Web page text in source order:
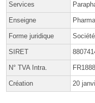
Services
Enseigne
Forme juridique
SIRET
N° TVA Intra.
Création 20